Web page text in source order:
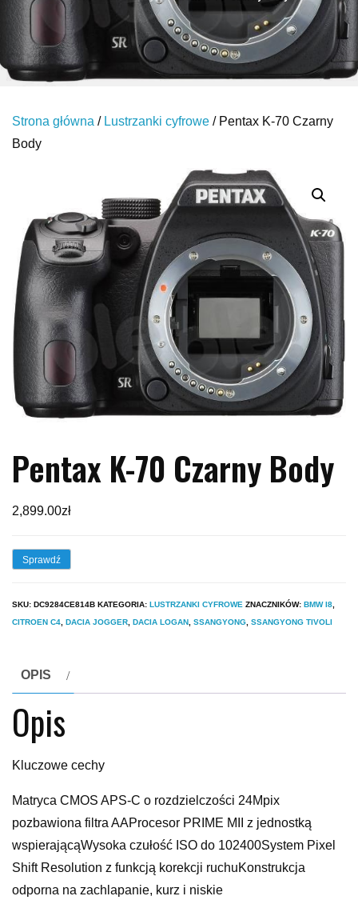
Strona główna / Lustrzanki cyfrowe / Pentax K-70 Czarny
Body
Pentax K-70 Czarny Body
2,899.00zł
Sprawdź
SKU: DC9284CE814B KATEGORIA: LUSTRZANKI CYFROWE ZNACZNIKÓW: BMW I8
CITROEN C4 DACIA JOGGER DACIA LOGAN SSANGYONG SSANGYONG TIVOLI
OPIS
Opis
Kluczowe cechy
Matryca CMOS APS-C o rozdzielczości 24Mpix
pozbawiona filtra AAProcesor PRIME MII z jednostką
wspierającąWysoka czułość ISO do 102400System Pixel
Shift Resolution z funkcją korekcji ruchuKonstrukcja
odporna na zachlapanie, kurz i niskie